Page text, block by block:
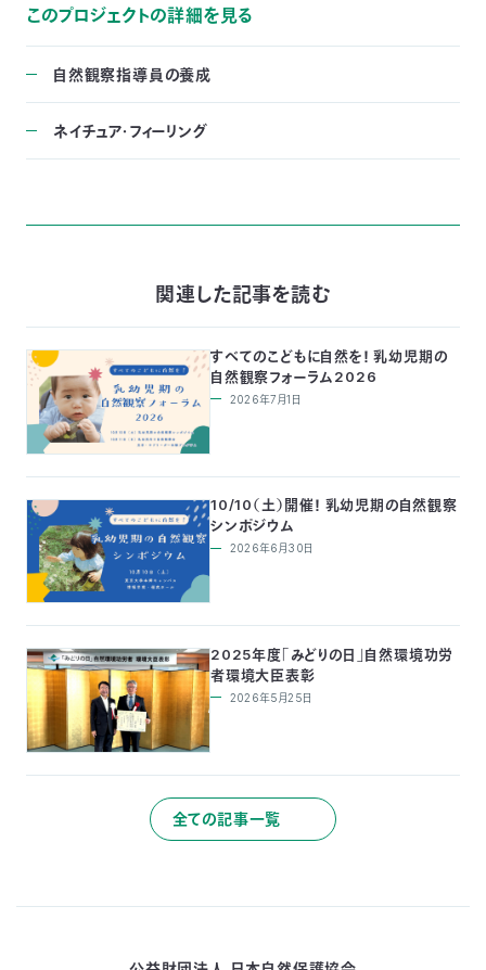
このプロジェクトの詳細を見る
自然観察指導員の養成
ネイチュア・フィーリング
関連した記事を読む
すべてのこどもに自然を！ 乳幼児期の
自然観察フォーラム2026
2026年7月1日
10/10（土）開催！ 乳幼児期の自然観察
シンポジウム
2026年6月30日
2025年度「みどりの日」自然環境功労
者環境大臣表彰
2026年5月25日
全ての記事一覧